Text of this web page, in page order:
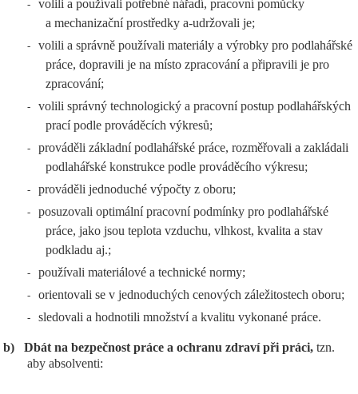
-
volili a používali potřebné nářadí, pracovní pomůcky
a mechanizační prostředky a-udržovali je;
-
volili a správně používali materiály a výrobky pro podlahářské
práce, dopravili je na místo zpracování a připravili je pro
zpracování;
-
volili správný technologický a pracovní postup podlahářských
prací podle prováděcích výkresů;
-
prováděli základní podlahářské práce, rozměřovali a zakládali
podlahářské konstrukce podle prováděcího výkresu;
- prováděli jednoduché výpočty z oboru;
-
posuzovali optimální pracovní podmínky pro podlahářské
práce, jako jsou teplota vzduchu, vlhkost, kvalita a stav
podkladu aj.;
- používali materiálové a technické normy;
- orientovali se v jednoduchých cenových záležitostech oboru;
- sledovali a hodnotili množství a kvalitu vykonané práce.
b) Dbát na bezpečnost práce a ochranu zdraví při práci, tzn.
aby absolventi: